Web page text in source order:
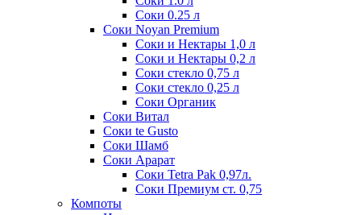
Соки 0.25 л
Соки Noyan Premium
Соки и Нектары 1,0 л
Соки и Нектары 0,2 л
Соки стекло 0,75 л
Соки стекло 0,25 л
Соки Органик
Соки Витал
Соки te Gusto
Соки Шамб
Соки Арарат
Соки Tetra Pak 0,97л.
Соки Премиум ст. 0,75
Компоты